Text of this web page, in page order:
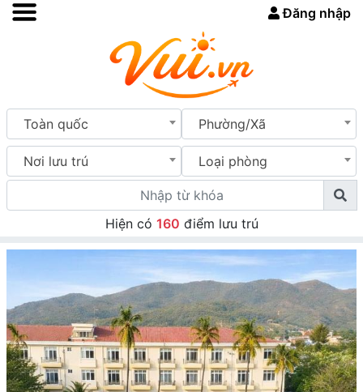
Đăng nhập
Toàn quốc Phường/Xã
Nơi lưu trú Loại phòng
Hiện có 160 điểm lưu trú